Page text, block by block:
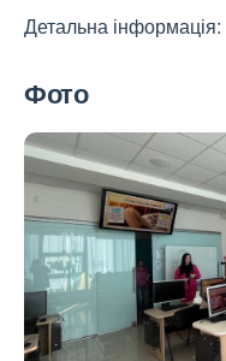
Детальна інформація:
Фото